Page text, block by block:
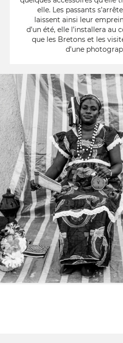
elle. Les passants
laissent ainsi leur
d’un été, elle l’installera
que les Bretons et les
d’une